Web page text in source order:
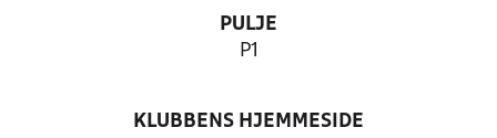
PULJE
P1
KLUBBENS HJEMMESIDE